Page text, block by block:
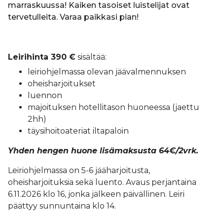
marraskuussa! Kaiken tasoiset luistelijat ovat
tervetulleita. Varaa paikkasi pian!
Leirihinta 390 € sisältää:
leiriohjelmassa olevan jäävalmennuksen
oheisharjoitukset
luennon
majoituksen hotellitason huoneessa (jaettu
2hh)
täysihoitoateriat iltapaloin
Yhden hengen huone lisämaksusta 64€/2vrk.
Leiriohjelmassa on 5-6 jääharjoitusta,
oheisharjoituksia sekä luento. Avaus perjantaina
6.11.2026 klo 16, jonka jälkeen päivällinen. Leiri
päättyy sunnuntaina klo 14.